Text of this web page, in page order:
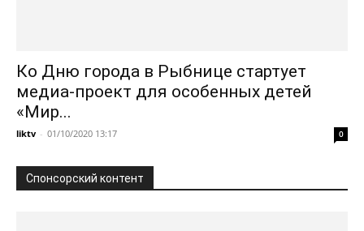
Ко Дню города в Рыбнице стартует
медиа-проект для особенных детей
«Мир...
liktv - 01/10/2020 13:17 0
Спонсорский контент